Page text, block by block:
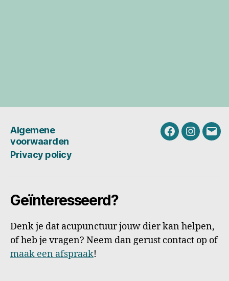
Algemene
voorwaarden
Privacy policy
FacebookE-
Geïnteresseerd?
Denk je dat acupunctuur jouw dier kan helpen,
of heb je vragen? Neem dan gerust contact op of
maak een afspraak!